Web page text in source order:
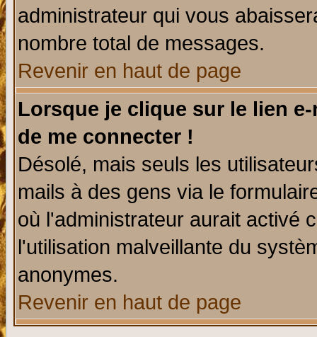
administrateur qui vous
nombre total de messages.
Revenir en haut de page
Lorsque je clique sur le lien
de me connecter !
Désolé, mais seuls les
mails à des gens via le
où l'administrateur aurait activé
l'utilisation malveillante du
anonymes.
Revenir en haut de page